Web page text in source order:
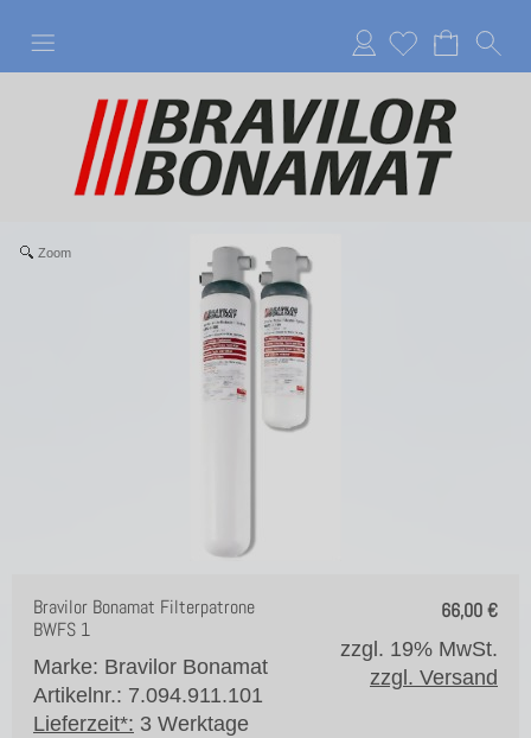
Anmelden
Zoom
66,00€
Bravilor Bonamat Filterpatrone
BWFS 1
Marke: Bravilor Bonamat
Artikelnr.: 7.094.911.101
Lieferzeit*: 3 Werktage
zzgl. 19% MwSt.
zzgl. Versand